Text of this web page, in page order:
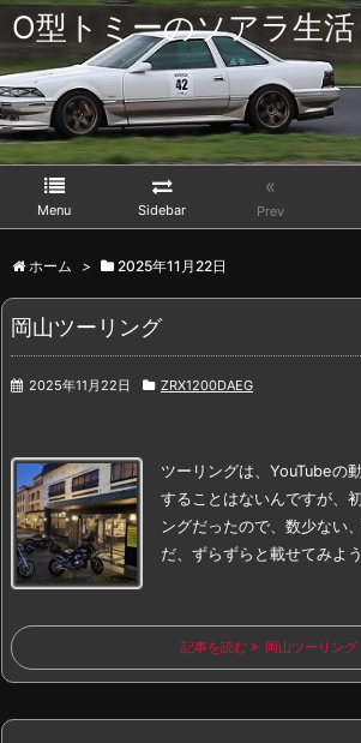
O型トミーのソアラ生活
Menu Sidebar
«
Prev
ホーム > 2025年11月22日
岡山ツーリング
2025年11月22日 ZRX1200DAEG
ツーリングは、YouTubeの
することはないんですが、
ングだったので、 数少ない
だ、ずらずらと載せてみよう
記事を読む 岡山ツーリング